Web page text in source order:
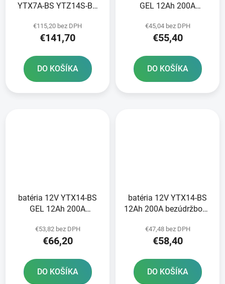
YTX7A-BS YTZ14S-BS
hmotnosť 0 85 kg
150x87x93
€115,20 bez DPH
€141,70
DO KOŠÍKA
GEL 12Ah 200A
technológia 150x87x145
A-TECH aktivovaná z
€45,04 bez DPH
€55,40
DO KOŠÍKA
batéria 12V YTX14-BS
GEL 12Ah 200A
technológia 150x87x145
FULBAT aktivovaná vo
€53,82 bez DPH
€66,20
DO KOŠÍKA
batéria 12V YTX14-BS
12Ah 200A bezúdržbová
FULBAT vrátane balenia
elektrolytu
€47,48 bez DPH
€58,40
DO KOŠÍKA